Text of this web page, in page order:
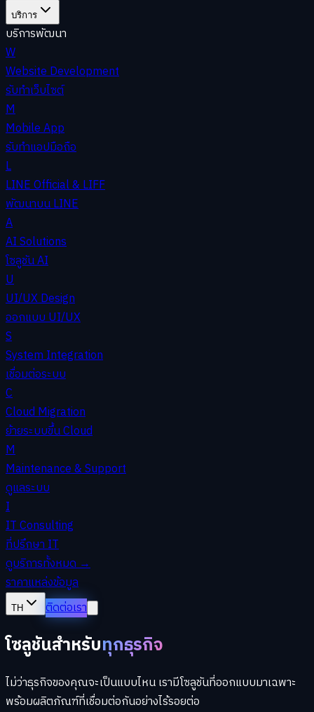
บริการ
บริการพัฒนา
W
Website Development
รับทำเว็บไซต์
M
Mobile App
รับทำแอปมือถือ
L
LINE Official & LIFF
พัฒนาบน LINE
A
AI Solutions
โซลูชัน AI
U
UI/UX Design
ออกแบบ UI/UX
S
System Integration
เชื่อมต่อระบบ
C
Cloud Migration
ย้ายระบบขึ้น Cloud
M
Maintenance & Support
ดูแลระบบ
I
IT Consulting
ที่ปรึกษา IT
ดูบริการทั้งหมด→
ราคาแหล่งข้อมูล
TH ติดต่อเรา
โซลูชันสำหรับทุกธุรกิจ
ไม่ว่าธุรกิจของคุณจะเป็นแบบไหน เรามีโซลูชันที่ออกแบบมาเฉพาะ
พร้อมผลิตภัณฑ์ที่เชื่อมต่อกันอย่างไร้รอยต่อ